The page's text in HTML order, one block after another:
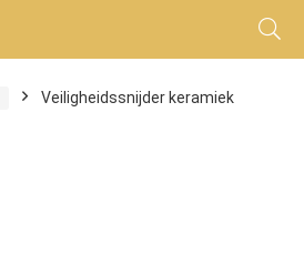
Veiligheidssnijder keramiek